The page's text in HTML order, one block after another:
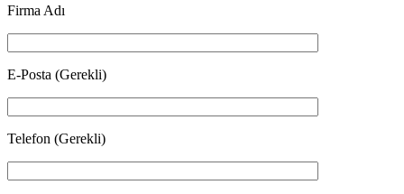
Firma Adı
E-Posta (Gerekli)
Telefon (Gerekli)